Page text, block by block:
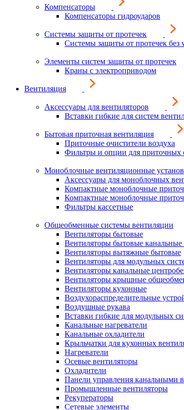
Компенсаторы
Компенсаторы гидроударов
Системы защиты от протечек
Системы защиты от протечек без
Элементы систем защиты от протечек
Краны с электроприводом
Вентиляция
Аксессуары для вентиляторов
Вставки гибкие для систем
Бытовая приточная вентиляция
Приточные очистители воздуха
Фильтры и опции для приточных
Моноблочные вентиляционные
Аксессуары для моноблочных
Компактные моноблочные
Компактные моноблочные
Фильтры кассетные
Общеобменные системы вентиляции
Вентиляторы бытовые
Вентиляторы бытовые
Вентиляторы вытяжные бытовые
Вентиляторы для модульных
Вентиляторы канальные
Вентиляторы крышные
Вентиляторы кухонные
Воздухораспределительные
Воздушные рукава
Вставки гибкие для модульных
Канальные нагреватели
Канальные охладители
Крыльчатки для кухонных
Нагреватели
Осевые вентиляторы
Охладители
Панели управления канальными
Промышленные вентиляторы
Рекуператоры
Сетевые элементы